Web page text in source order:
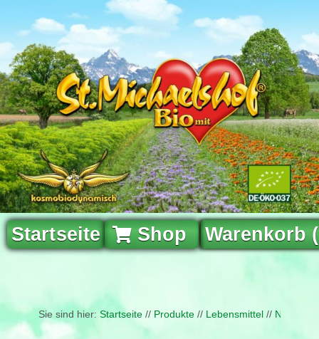
Startseite Shop Warenkorb
Sie sind hier: Startseite // Produkte // Lebensmittel //